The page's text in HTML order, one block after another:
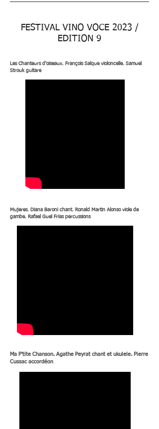
FESTIVAL VINO VOCE 2023 /
EDITION 9
Les Chanteurs d'oiseaux. François Salque violoncelle. Samuel
Strouk guitare
Mujeres. Diana Baroni chant. Ronald Martin Alonso viole de
gambe. Rafael Guel Frias percussions
Ma P'tite Chanson. Agathe Peyrat chant et ukulele. Pierre
Cussac accordéon